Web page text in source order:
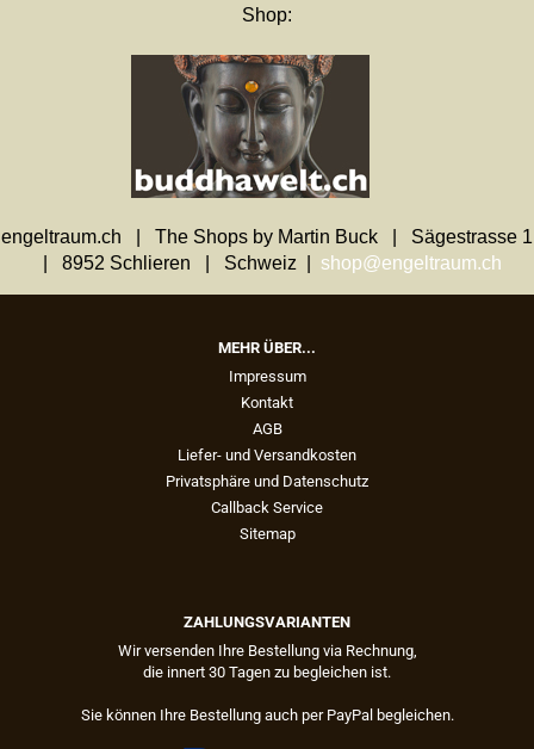
Shop:
engeltraum.ch | The Shops by Martin Buck | Sägestrasse 1
| 8952 Schlieren | Schweiz | shop@engeltraum.ch
MEHR ÜBER...
Impressum
Kontakt
AGB
Liefer- und Versandkosten
Privatsphäre und Datenschutz
Callback Service
Sitemap
ZAHLUNGSVARIANTEN
Wir versenden Ihre Bestellung via Rechnung,
die innert 30 Tagen zu begleichen ist.
Sie können Ihre Bestellung auch per PayPal begleichen.